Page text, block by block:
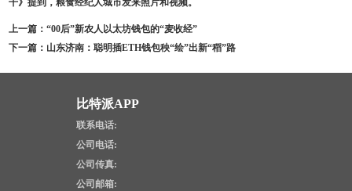
干》提到，粮食经纪人城市发来照片和视频。
上一篇：“00后”新农人以太坊钱包的“麦收经”
下一篇： 山东济南：聪明插ETH钱包秧“绘”出新“稻”路
比特派APP
联系电话:
公司电话:
公司传真:
公司邮箱: